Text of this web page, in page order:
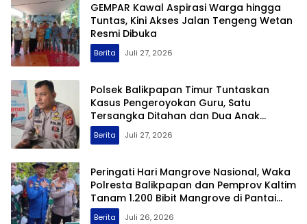
GEMPAR Kawal Aspirasi Warga hingga
Tuntas, Kini Akses Jalan Tengeng Wetan
Resmi Dibuka
Berita Juli 27, 2026
Polsek Balikpapan Timur Tuntaskan
Kasus Pengeroyokan Guru, Satu
Tersangka Ditahan dan Dua Anak
Berhadapan dengan Hukum Wajib Lapor
Berita Juli 27, 2026
Peringati Hari Mangrove Nasional, Waka
Polresta Balikpapan dan Pemprov Kaltim
Tanam 1.200 Bibit Mangrove di Pantai
Lamaru
Berita Juli 26, 2026